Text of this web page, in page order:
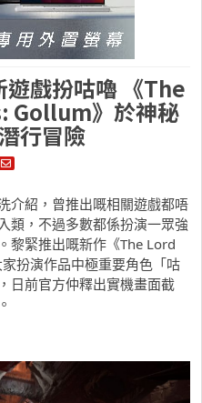
遊戲扮咕嚕 《The
Gollum》於神秘
行冒險
介紹，曾推出嘅相關遊戲都唔
類，不過多數都係扮演一眾強
黎緊推出嘅新作《The Lord
扮演作品中極重要角色「咕
日前官方仲釋出實機畫面截